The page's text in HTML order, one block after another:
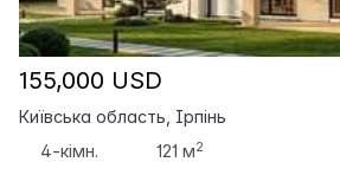
155,000 USD
Київська область, Ірпінь
4-кімн.
121 м2